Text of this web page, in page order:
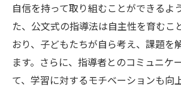
自信を持って取り組むことができるよ
た、公文式の指導法は自主性を育むこ
おり、子どもたちが自ら考え、課題を
ます。さらに、指導者とのコミュニケ
て、学習に対するモチベーションも向